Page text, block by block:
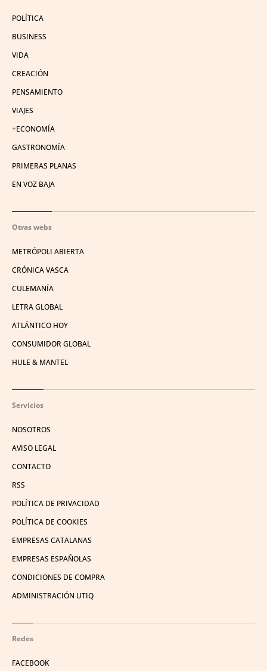
POLÍTICA
BUSINESS
VIDA
CREACIÓN
PENSAMIENTO
VIAJES
+ECONOMÍA
GASTRONOMÍA
PRIMERAS PLANAS
EN VOZ BAJA
Otras webs
METRÓPOLI ABIERTA
CRÓNICA VASCA
CULEMANÍA
LETRA GLOBAL
ATLÁNTICO HOY
CONSUMIDOR GLOBAL
HULE & MANTEL
Servicios
NOSOTROS
AVISO LEGAL
CONTACTO
RSS
POLÍTICA DE PRIVACIDAD
POLÍTICA DE COOKIES
EMPRESAS CATALANAS
EMPRESAS ESPAÑOLAS
CONDICIONES DE COMPRA
ADMINISTRACIÓN UTIQ
Redes
FACEBOOK